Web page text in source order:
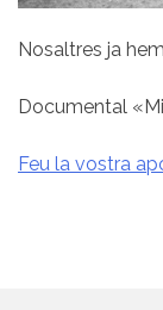
Nosaltres ja
Documental
Feu la vostra